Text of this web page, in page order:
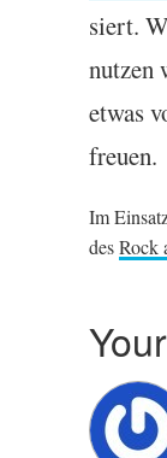
siert.
nutzen
etwas
freuen.
Im
desRock